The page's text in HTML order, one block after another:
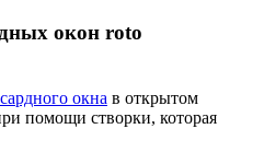
окон roto
окна в открытом
помощи створки, которая